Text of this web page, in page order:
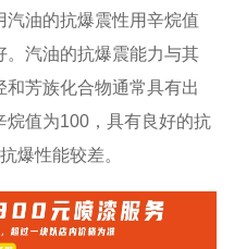
油的抗爆震性用辛烷值
。汽油的抗爆震能力与其
芳族化合物通常具有出
烷值为100，具有良好的抗
爆性能较差。